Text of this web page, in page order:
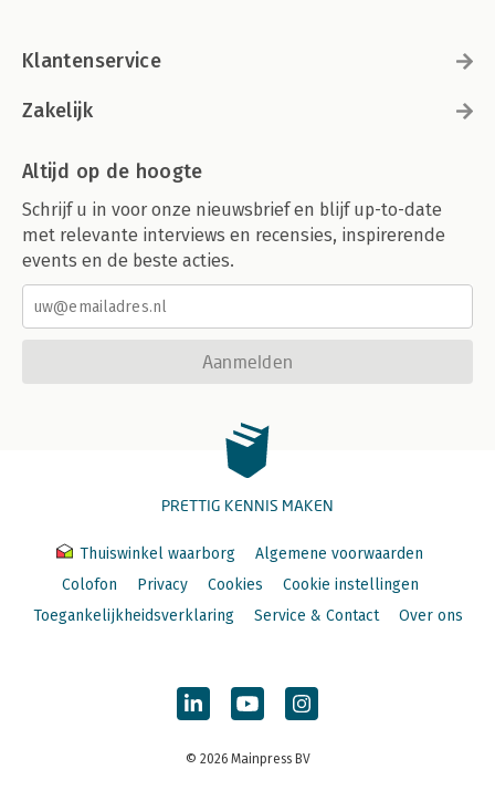
Klantenservice
Zakelijk
Altijd op de hoogte
Schrijf u in voor onze nieuwsbrief en blijf up-to-date
met relevante interviews en recensies, inspirerende
events en de beste acties.
Aanmelden
PRETTIG KENNIS MAKEN
Thuiswinkel waarborg
Algemene voorwaarden
Colofon
Privacy Cookies
Cookie instellingen
Toegankelijkheidsverklaring
Service & Contact Over ons
© 2026 Mainpress BV